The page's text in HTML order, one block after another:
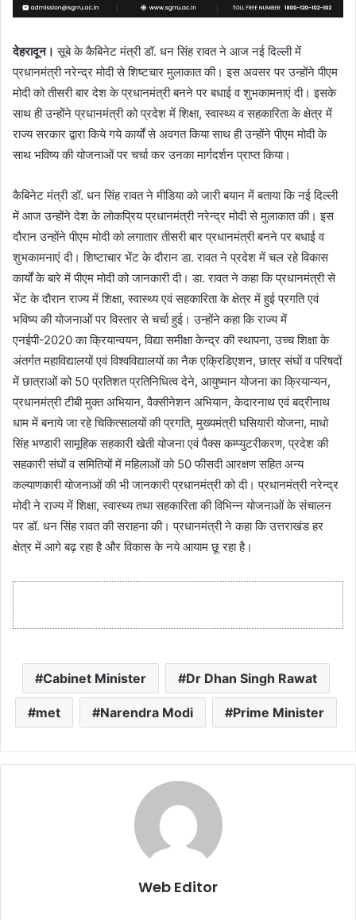
देहरादून। सूबे के कैबिनेट मंत्री डॉ. धन सिंह रावत ने आज नई दिल्ली में
प्रधानमंत्री नरेन्द्र मोदी से शिष्टचार मुलाकात की। इस अवसर पर उन्होंने पीएम
मोदी को तीसरी बार देश के प्रधानमंत्री बनने पर बधाई व शुभकामनाएं दी। इसके
साथ ही उन्होंने प्रधानमंत्री को प्रदेश में शिक्षा, स्वास्थ्य व सहकारिता के क्षेत्र में
राज्य सरकार द्वारा किये गये कार्यों से अवगत किया साथ ही उन्होंने पीएम मोदी के
साथ भविष्य की योजनाओं पर चर्चा कर उनका मार्गदर्शन प्राप्त किया।
कैबिनेट मंत्री डॉ. धन सिंह रावत ने मीडिया को जारी बयान में बताया कि नई दिल्ली
में आज उन्होंने देश के लोकप्रिय प्रधानमंत्री नरेन्द्र मोदी से मुलाकात की। इस
दौरान उन्होंने पीएम मोदी को लगातार तीसरी बार प्रधानमंत्री बनने पर बधाई व
शुभकामनाएं दी। शिष्टाचार भेंट के दौरान डा. रावत ने प्रदेश में चल रहे विकास
कार्यों के बारे में पीएम मोदी को जानकारी दी। डा. रावत ने कहा कि प्रधानमंत्री से
भेंट के दौरान राज्य में शिक्षा, स्वास्थ्य एवं सहकारिता के क्षेत्र में हुई प्रगति एवं
भविष्य की योजनाओं पर विस्तार से चर्चा हुई। उन्होंने कहा कि राज्य में
एनईपी-2020 का क्रियान्वयन, विद्या समीक्षा केन्द्र की स्थापना, उच्च शिक्षा के
अंतर्गत महाविद्यालयों एवं विश्वविद्यालयों का नैक एक्रिडिएशन, छात्र संघों व परिषदों
में छात्राओं को 50 प्रतिशत प्रतिनिधित्व देने, आयुष्मान योजना का क्रियान्यन,
प्रधानमंत्री टीबी मुक्त अभियान, वैक्सीनेशन अभियान, केदारनाथ एवं बद्रीनाथ
धाम में बनाये जा रहे चिकित्सालयों की प्रगति, मुख्यमंत्री घसियारी योजना, माधो
सिंह भण्डारी सामूहिक सहकारी खेती योजना एवं पैक्स कम्प्युटरीकरण, प्रदेश की
सहकारी संघों व समितियों में महिलाओं को 50 फीसदी आरक्षण सहित अन्य
कल्याणकारी योजनाओं की भी जानकारी प्रधानमंत्री को दी। प्रधानमंत्री नरेन्द्र
मोदी ने राज्य में शिक्षा, स्वास्थ्य तथा सहकारिता की विभिन्न योजनाओं के संचालन
पर डॉ. धन सिंह रावत की सराहना की। प्रधानमंत्री ने कहा कि उत्तराखंड हर
क्षेत्र में आगे बढ़ रहा है और विकास के नये आयाम छू रहा है।
Cabinet Minister Dr Dhan Singh Rawat
met Narendra Modi Prime Minister
Web Editor